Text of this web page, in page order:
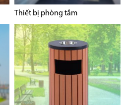
Thiết bị phòng tắm